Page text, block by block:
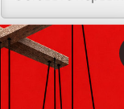
КОММЕНТАРИИ